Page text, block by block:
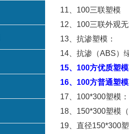
11
100三联塑模
12
100三联外观
13 、抗渗塑模：
14 、抗渗（ABS）
15、 100方优质塑模
16、 100方普通塑模
17
100*300塑模：
18
150*300塑模
19 、直径150*300